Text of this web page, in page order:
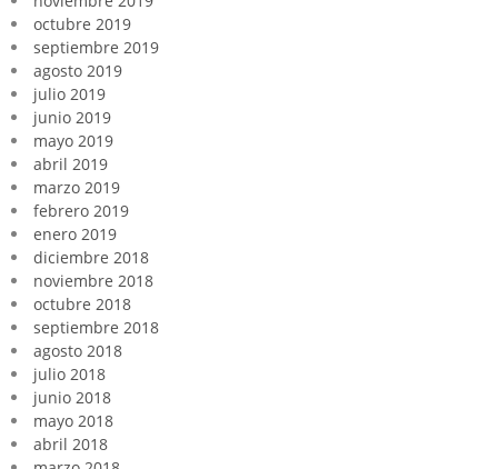
octubre 2019
septiembre 2019
agosto 2019
julio 2019
junio 2019
mayo 2019
abril 2019
marzo 2019
febrero 2019
enero 2019
diciembre 2018
noviembre 2018
octubre 2018
septiembre 2018
agosto 2018
julio 2018
junio 2018
mayo 2018
abril 2018